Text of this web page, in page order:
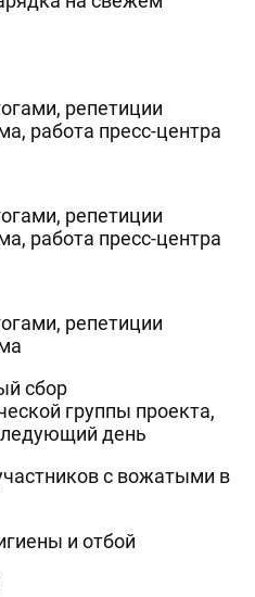
репетиции
работа пресс-центра
репетиции
работа пресс-центра
репетиции
сбор
группы проекта,
день
с вожатыми в
и отбой